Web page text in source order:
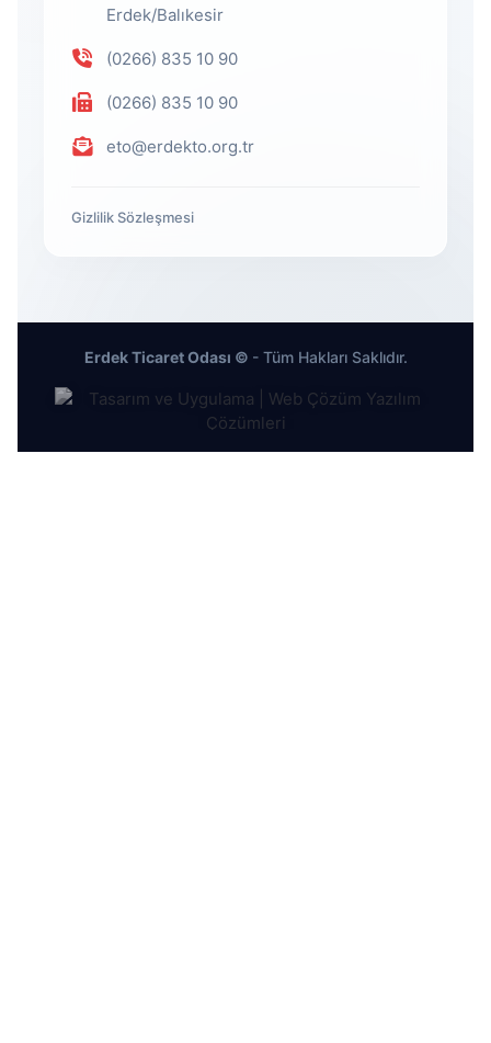
Erdek/Balıkesir
(0266) 835 10 90
(0266) 835 10 90
eto@erdekto.org.tr
Gizlilik Sözleşmesi
Erdek Ticaret Odası © - Tüm Hakları Saklıdır.